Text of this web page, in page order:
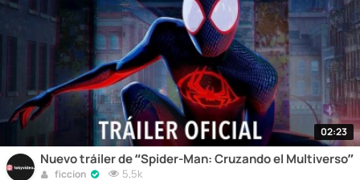
02:23
Nuevo tráiler de “Spider-Man: Cruzando el Multiverso”
ficcion 5,5k